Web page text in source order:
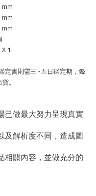
mm
mm
mm
1
定書則需三~五日鑑定期，鑑
。
已做最大努力呈現真實
及解析度不同，造成圖
相關內容，並做充分的